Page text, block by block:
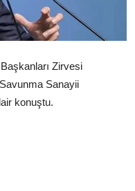
Zirvesi
Sanayii
konuştu.